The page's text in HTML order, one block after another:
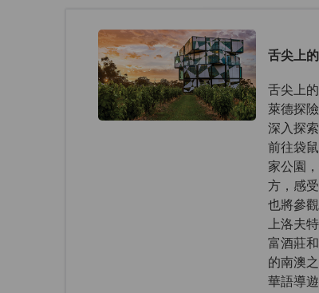
舌尖上
舌尖上
萊德探
深入探
前往袋
家公園
方，感
也將參
上洛夫
富酒莊
的南澳
華語導